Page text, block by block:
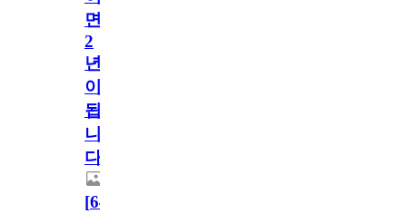
면
2
년
이
됩
니
다.
[64